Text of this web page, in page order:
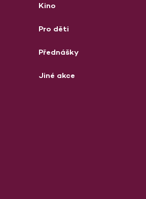
Kino
Pro děti
Přednášky
Jiné akce